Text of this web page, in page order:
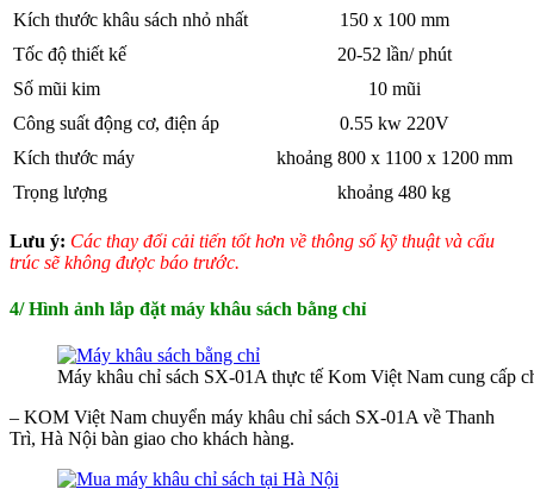
Kích thước khâu sách nhỏ nhất
150 x 100 mm
Tốc độ thiết kế
20-52 lần/ phút
Số mũi kim
10 mũi
Công suất động cơ, điện áp
0.55 kw 220V
Kích thước máy
khoảng 800 x 1100 x 1200 mm
Trọng lượng
khoảng 480 kg
Lưu ý: Các thay đổi cải tiến tốt hơn về thông số kỹ thuật và cấu
trúc sẽ không được báo trước.
4/ Hình ảnh lắp đặt máy khâu sách bằng chỉ
Máy khâu chỉ sách SX-01A thực tế Kom Việt Nam cung cấp
– KOM Việt Nam chuyển máy khâu chỉ sách SX-01A về Thanh
Trì, Hà Nội bàn giao cho khách hàng.